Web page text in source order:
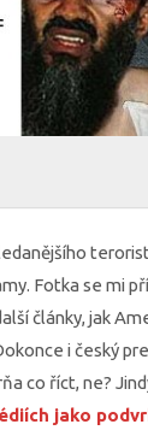
Fotka se mi
články, jak
i český
co říct, ne?
jako